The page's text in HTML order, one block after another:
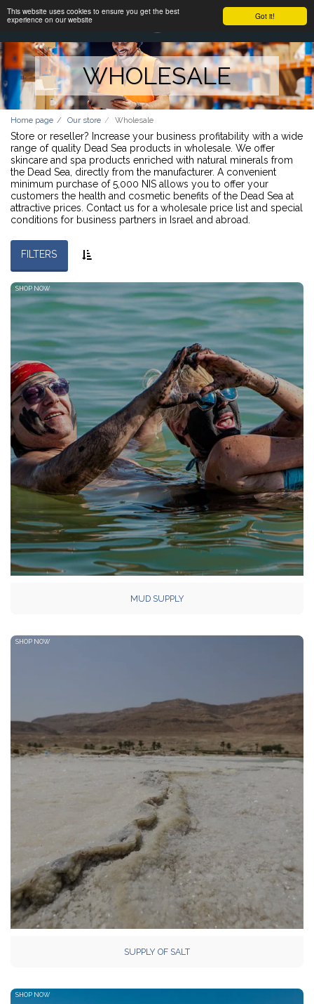
Got it!
This website uses cookies to ensure you get the best
experience on our website
WHOLESALE
Home page Our store Wholesale
Store or reseller? Increase your business profitability with a wide
range of quality Dead Sea products in wholesale. We offer
skincare and spa products enriched with natural minerals from
the Dead Sea, directly from the manufacturer. A convenient
minimum purchase of 5,000 NIS allows you to offer your
customers the health and cosmetic benefits of the Dead Sea at
attractive prices. Contact us for a wholesale price list and special
conditions for business partners in Israel and abroad.
FILTERS
SHOP NOW
MUD SUPPLY
SHOP NOW
SUPPLY OF SALT
SHOP NOW